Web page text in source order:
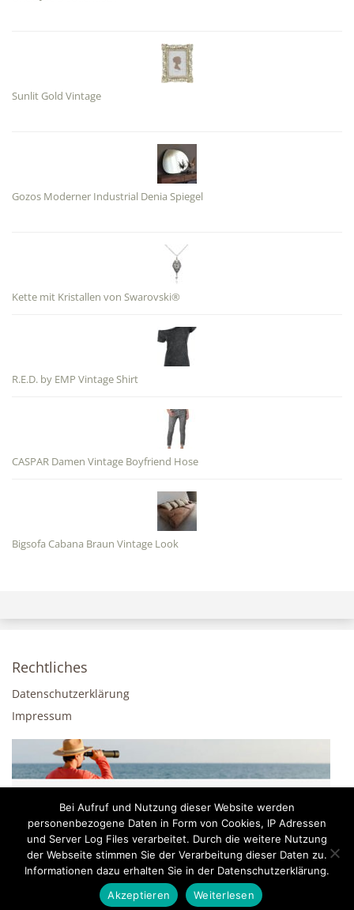
Sunlit Gold Vintage
Gozos Moderner Industrial Denia Spiegel
Kette mit Kristallen von Swarovski®
R.E.D. by EMP Vintage Shirt
CASPAR Damen Vintage Boyfriend Hose
Bigsofa Cabana Braun Vintage Look
Rechtliches
Datenschutzerklärung
Impressum
© 2026 - Vintage-Feeling.de
Bei Aufruf und Nutzung dieser Website werden
personenbezogene Daten in Form von Cookies, IP Adressen
und Server Log Files verarbeitet. Durch die weitere Nutzung
der Webseite stimmen Sie der Verarbeitung dieser Daten zu.
Informationen dazu erhalten Sie in der Datenschutzerklärung.
Akzeptieren
Weiterlesen